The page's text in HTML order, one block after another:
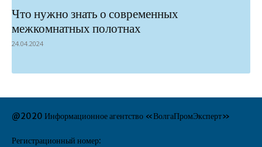
Что нужно знать о современных
межкомнатных полотнах
24.04.2024
@2020 Информационное агентство «ВолгаПромЭксперт»
Регистрационный номер: